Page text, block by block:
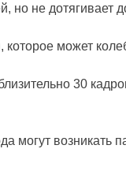
но не дотягивает
может
30
могут возникать